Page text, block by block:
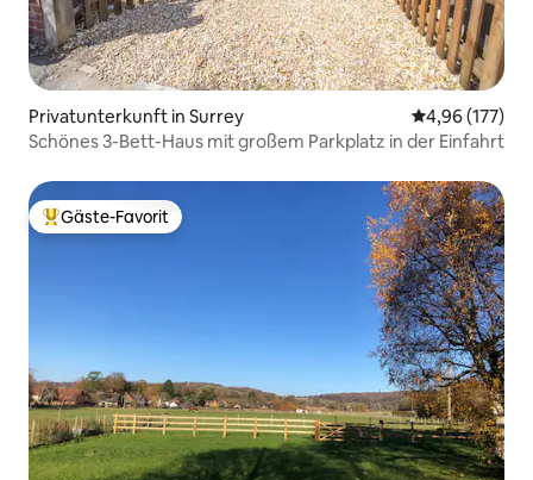
Privatunterkunft in Surrey
4,96 (177)
Schönes 3-Bett-Haus mit großem Parkplatz in der Einfahrt
Beliebter Gäste-Favorit.
Gäste-Favorit